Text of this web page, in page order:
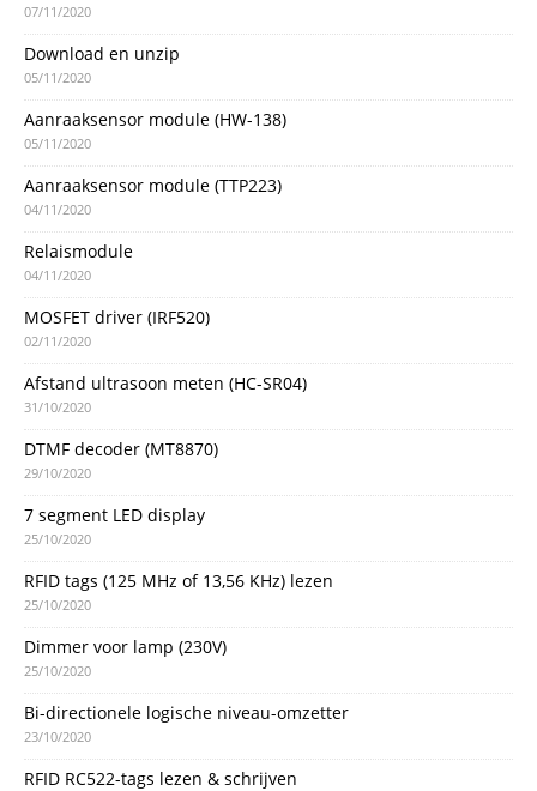
07/11/2020
Download en unzip
05/11/2020
Aanraaksensor module (HW-138)
05/11/2020
Aanraaksensor module (TTP223)
04/11/2020
Relaismodule
04/11/2020
MOSFET driver (IRF520)
02/11/2020
Afstand ultrasoon meten (HC-SR04)
31/10/2020
DTMF decoder (MT8870)
29/10/2020
7 segment LED display
25/10/2020
RFID tags (125 MHz of 13,56 KHz) lezen
25/10/2020
Dimmer voor lamp (230V)
25/10/2020
Bi-directionele logische niveau-omzetter
23/10/2020
RFID RC522-tags lezen & schrijven